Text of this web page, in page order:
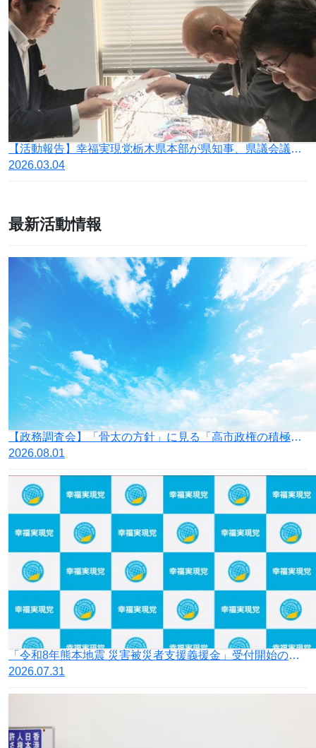
【活動報告】幸福実現党栃木県本部が県知事、県議会議長宛てに「『いじめ防止対策推進法』の実効性ある取り組みに関する要望書」と「中学校給食費無償化に反対する要望書」を提出
2026.03.04
最新活動情報
【政務調査会】「骨太の方針」に見る「高市政権の積極財政」の落とし穴
2026.08.01
「令和8年熊本地震 災害被災者支援義援金」受付開始のお知らせ
2026.07.31